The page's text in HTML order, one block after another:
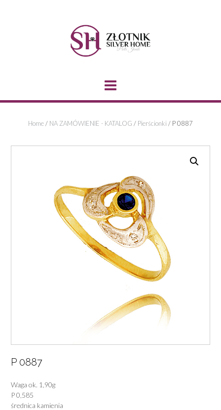
Home/ NA ZAMÓWIENIE - KATALOG / Pierścionki / P 0887
P 0887
Waga ok. 1,90g
P 0,585
średnica kamienia